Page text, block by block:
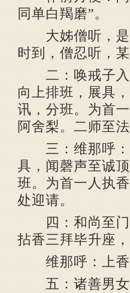
同单白羯磨”。
大姊僧听，是
时到，僧忍听，
二：唤戒子入
向上排班，展具
讯，分班。为首
阿舍梨。二师至
三：维那呼：
具，闻磬声至诚
班。为首一人执
处迎请。
四：和尚至门
拈香三拜毕升座
维那呼：上香
五：诸善男女